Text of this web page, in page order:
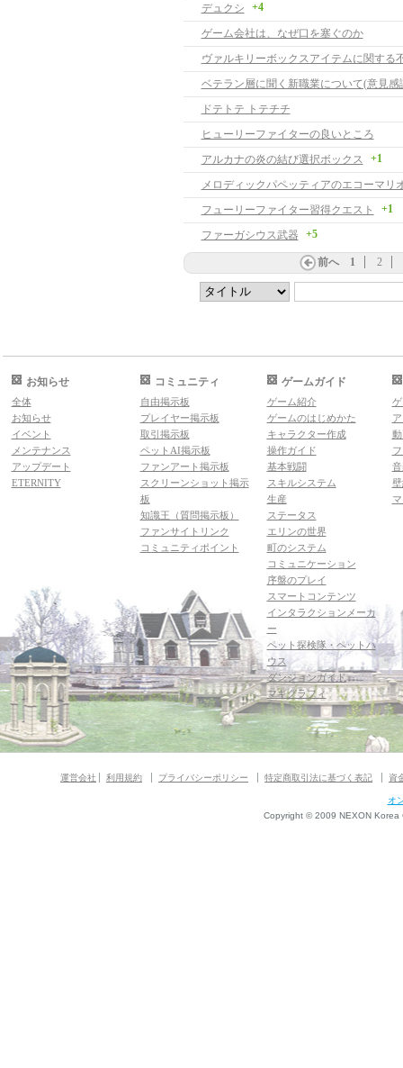
デュクシ +4
ゲーム会社は、なぜ口を塞ぐのか
ヴァルキリーボックスアイテムに関する
ベテラン層に聞く新職業について(意見感
ドテトテ トテチチ
ヒューリーファイターの良いところ
アルカナの炎の結び選択ボックス
+1
フューリーファイター習得クエスト +1
ファーガシウス武器 +5
前へ 1 2
お知らせ
全体
お知らせ
イベント
メンテナンス
アップデート
ETERNITY
コミュニティ
自由掲示板
プレイヤー掲示板
取引掲示板
ペットAI掲示板
ファンアート掲示板
スクリーンショット掲示
板
知識王（質問掲示板）
ファンサイトリンク
コミュニティポイント
ゲームガイド
ゲーム紹介
ゲームのはじめかた
キャラクター作成
操作ガイド
基本戦闘
スキルシステム
生産
ステータス
エリンの世界
町のシステム
コミュニケーション
序盤のプレイ
スマートコンテンツ
インタラクションメーカ
ー
ペット探検隊・ペットハ
ウス
ダンジョンガイド
マギグラフィ
運営会社 利用規約 プライバシーポリシー 特定商取引法に基づく表記 資
オ
Copyright © 2009 NEXON Korea